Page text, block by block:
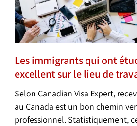
Les immigrants qui ont
excellent sur le lieu de
Selon Canadian Visa Expert,
au Canada est un bon chemin
professionnel. Statistiquement,